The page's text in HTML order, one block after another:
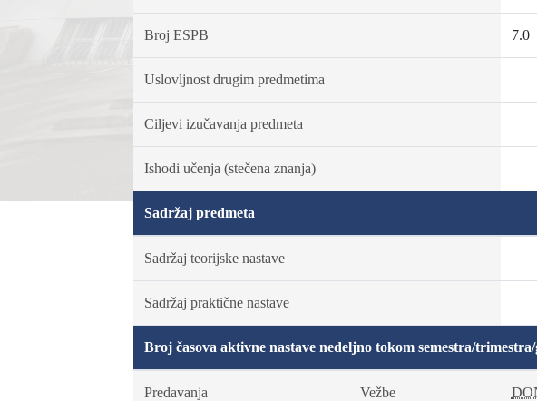
Broj ESPB 7.0
Uslovljnost drugim predmetima
Ciljevi izučavanja predmeta
Ishodi učenja (stečena znanja)
Sadržaj predmeta
Sadržaj teorijske nastave
Sadržaj praktične nastave
Broj časova aktivne nastave nedeljno tokom semestra/
Predavanja Vežbe